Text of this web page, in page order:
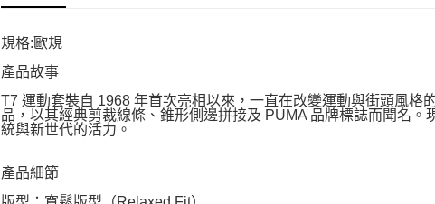
規格:歐規
產品故事
T7 運動套裝自 1968 年首次亮相以來，一直在改變運動與街頭風格
品，以其經典剪裁線條、錐形側邊拼接及 PUMA 品牌標誌而聞名
統與新世代的活力。
產品細節